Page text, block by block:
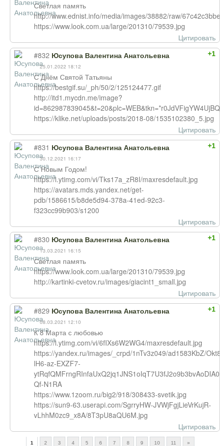
Светлая память
http://www.ednist.info/media/images/38882/raw/
https://www.look.com.ua/large/201310/79539.jpg
Цитировать
+1
#832 Юсупова Валентина Анатольевна
25.01.2022 18:12
С Днём Святой Татьяны
https://bestgif.su/_ph/50/2/125124477.gif
http://itd1.mycdn.me/image?
https://klike.net/uploads/posts/2018-08/1535102380_5.jpg
Цитировать
+1
#831 Юсупова Валентина Анатольевна
30.12.2021 16:17
С Новым Годом!
https://i.ytimg.com/vi/Tks17a_zR8I/maxresdefault.jpg
https://avatars.mds.yandex.net/get-
pdb/1586615/b8de5d94-378a-41ed-92c3-
f323cc99b903/s1200
Цитировать
+1
#830 Юсупова Валентина Анатольевна
13.03.2021 16:15
Светлая память
https://www.look.com.ua/large/201310/79539.jpg
http://kartinki-cvetov.ru/images/giacint1_small.jpg
Цитировать
+1
#829 Юсупова Валентина Анатольевна
08.03.2021 12:10
К 8 Марта с любовью
https://i.ytimg.com/vi/6fIXs6W2WG4/maxresdefault.jpg
https://yandex.ru/images/_crpd/1nTv3z049/ad1583KbZ/
lH6-az-EXZF7-
Qf-N1RA
https://www.1zoom.ru/big2/918/308433-svetik.jpg
https://sun9-63.userapi.com/SgrryHW-JVWjFgjLieVrKujR-
vLhhM0zc9_x8A/8T3pU8aQU6M.jpg
Цитировать
1 2 3 4 5 6 7 8 9 10 11 »